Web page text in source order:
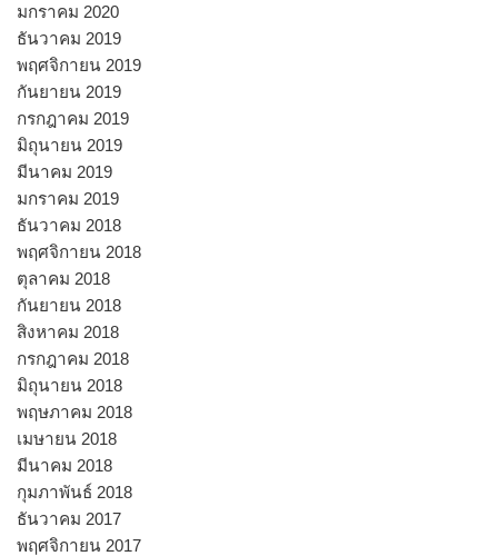
มกราคม 2020
ธันวาคม 2019
พฤศจิกายน 2019
กันยายน 2019
กรกฎาคม 2019
มิถุนายน 2019
มีนาคม 2019
มกราคม 2019
ธันวาคม 2018
พฤศจิกายน 2018
ตุลาคม 2018
กันยายน 2018
สิงหาคม 2018
กรกฎาคม 2018
มิถุนายน 2018
พฤษภาคม 2018
เมษายน 2018
มีนาคม 2018
กุมภาพันธ์ 2018
ธันวาคม 2017
พฤศจิกายน 2017